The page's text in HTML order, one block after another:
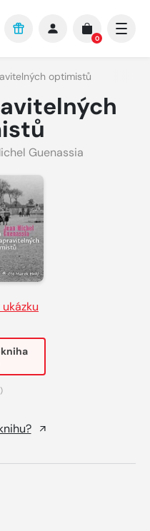
0
optimistů
Guenassia